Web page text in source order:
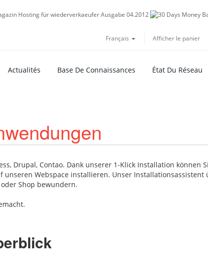
Français Afficher le panier
Actualités Base De Connaissances État Du Réseau
Drupal, Contao. Dank unserer 1-Klick Installation können
unseren Webspace installieren. Unser
Shop bewundern.